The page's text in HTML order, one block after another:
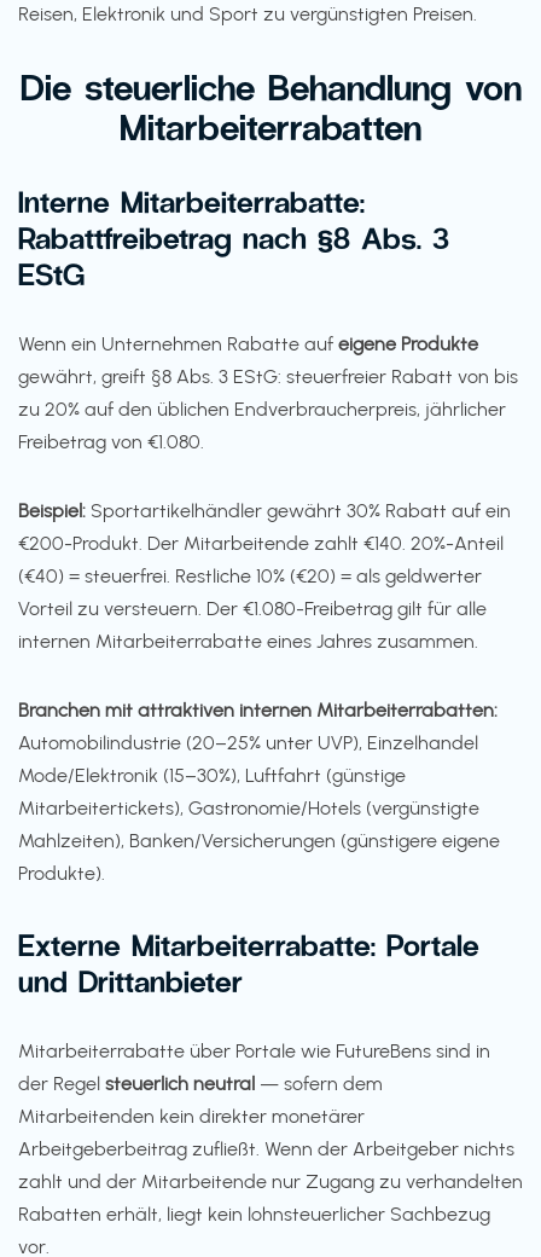
Reisen, Elektronik und Sport zu vergünstigten Preisen.
Die steuerliche Behandlung von
Mitarbeiterrabatten
Interne Mitarbeiterrabatte:
Rabattfreibetrag nach §8 Abs. 3
EStG
Wenn ein Unternehmen Rabatte auf eigene Produkte
gewährt, greift §8 Abs. 3 EStG: steuerfreier Rabatt von bis
zu 20% auf den üblichen Endverbraucherpreis, jährlicher
Freibetrag von €1.080.
Beispiel: Sportartikelhändler gewährt 30% Rabatt auf ein
€200-Produkt. Der Mitarbeitende zahlt €140. 20%-Anteil
(€40) = steuerfrei. Restliche 10% (€20) = als geldwerter
Vorteil zu versteuern. Der €1.080-Freibetrag gilt für alle
internen Mitarbeiterrabatte eines Jahres zusammen.
Branchen mit attraktiven internen Mitarbeiterrabatten:
Automobilindustrie (20–25% unter UVP), Einzelhandel
Mode/Elektronik (15–30%), Luftfahrt (günstige
Mitarbeitertickets), Gastronomie/Hotels (vergünstigte
Mahlzeiten), Banken/Versicherungen (günstigere eigene
Produkte).
Externe Mitarbeiterrabatte: Portale
und Drittanbieter
Mitarbeiterrabatte über Portale wie FutureBens sind in
der Regel steuerlich neutral — sofern dem
Mitarbeitenden kein direkter monetärer
Arbeitgeberbeitrag zufließt. Wenn der Arbeitgeber nichts
zahlt und der Mitarbeitende nur Zugang zu verhandelten
Rabatten erhält, liegt kein lohnsteuerlicher Sachbezug
vor.